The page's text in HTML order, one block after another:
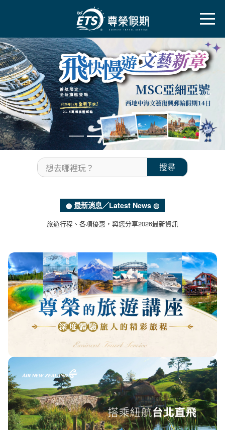
往前 往後
想去哪裡玩？ 搜尋
◍ 最新消息／Latest News ◍
旅遊行程、各項優惠，與您分享2026最新資訊